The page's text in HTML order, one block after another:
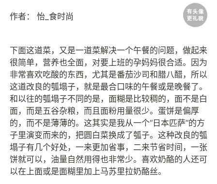
作者： 怡_食时尚
下面这道菜，又是一道菜解决一个午餐的问题，做起来
很简单，营养也全面，对要上班的孕妈妈很合适。因为
非常喜欢吃酸的东西，尤其是番茄沙司和腊八醋，所以
这道改良的瓠塌子，就是最合口味的午餐或是晚餐了。
和以往的瓠塌子不同的是，面糊是比较稠的，面不是白
面，而是五谷杂粮，而且面粉用量很少。蛋饼是偏厚
的，而不是薄薄的。这其实是我从一个“日本匹萨”的方
子里演变而来的，把圆白菜换成了瓠子。这种改良的瓠
塌子有几个好处，一来更加省事，二来节省时间，一张
饼就可以，油量自然用得也非常少。喜欢奶酪的人还可